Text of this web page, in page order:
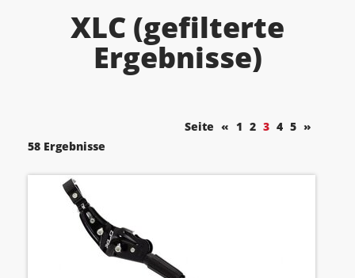
XLC (gefilterte
Ergebnisse)
Seite « 1 2 3 4 5 »
58 Ergebnisse